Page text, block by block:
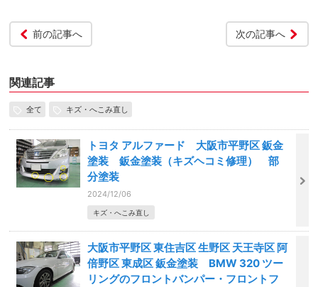
前の記事へ 次の記事へ
関連記事
全て キズ・へこみ直し
トヨタ アルファード 大阪市平野区 鈑金
塗装 鈑金塗装（キズヘコミ修理） 部
分塗装
2024/12/06
キズ・へこみ直し
大阪市平野区 東住吉区 生野区 天王寺区 阿
倍野区 東成区 鈑金塗装 BMW 320 ツー
リングのフロントバンパー・フロントフ